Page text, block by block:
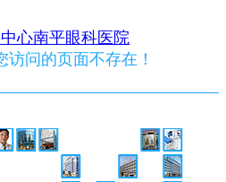
问的页面不存在！